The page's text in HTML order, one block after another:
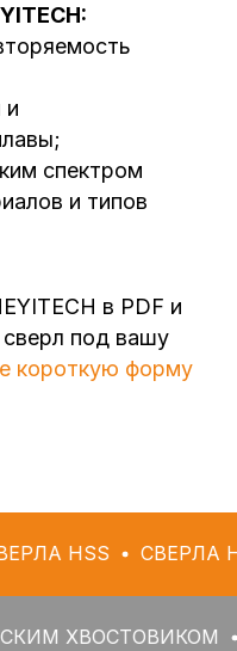
и
спектром
и типов
в PDF и
под вашу
короткую форму
СВЕРЛА HSS